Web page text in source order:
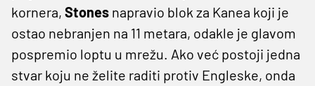
kornera, Stones napravio blok za Kanea koji je
ostao nebranjen na 11 metara, odakle je glavom
pospremio loptu u mrežu. Ako već postoji jedna
stvar koju ne želite raditi protiv Engleske, onda